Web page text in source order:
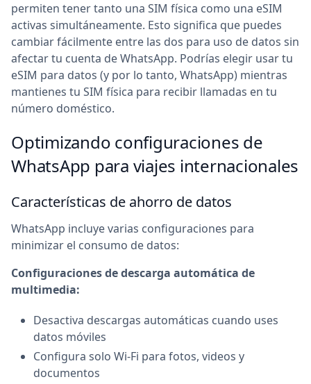
permiten tener tanto una SIM física como una eSIM
activas simultáneamente. Esto significa que puedes
cambiar fácilmente entre las dos para uso de datos sin
afectar tu cuenta de WhatsApp. Podrías elegir usar tu
eSIM para datos (y por lo tanto, WhatsApp) mientras
mantienes tu SIM física para recibir llamadas en tu
número doméstico.
Optimizando configuraciones de
WhatsApp para viajes internacionales
Características de ahorro de datos
WhatsApp incluye varias configuraciones para
minimizar el consumo de datos:
Configuraciones de descarga automática de
multimedia:
Desactiva descargas automáticas cuando uses
datos móviles
Configura solo Wi-Fi para fotos, videos y
documentos